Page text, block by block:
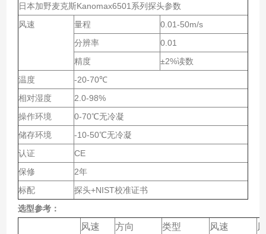
日本加野麦克斯Kanomax6501 系列探头参数
风速
量程
0.01-50m/s
分辨率
0.01
精度
±2%读数
温度
-20-70℃
相对湿度
2.0-98%
操作环境
0-70℃无冷凝
储存环境
-10-50℃无冷凝
认证
CE
保修
2年
标配
探头+NIST校准证书
选型参考：
风速 方向 类型 风速